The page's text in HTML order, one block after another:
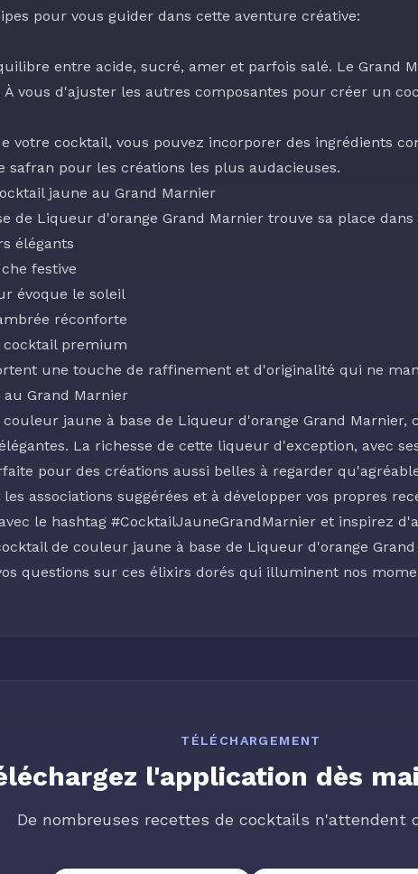
pour vous guider dans cette aventure créative:
entre acide, sucré, amer et parfois salé. Le Grand
vous d'ajuster les autres composantes pour créer un
votre cocktail, vous pouvez incorporer des ingrédients
safran pour les créations les plus audacieuses.
jaune au Grand Marnier
de Liqueur d'orange Grand Marnier trouve sa place dans
élégants
festive
évoque le soleil
réconforte
cocktail premium
une touche de raffinement et d'originalité qui ne
Grand Marnier
jaune à base de Liqueur d'orange Grand Marnier,
La richesse de cette liqueur d'exception, avec
pour des créations aussi belles à regarder
associations suggérées et à développer vos propres
le hashtag #CocktailJauneGrandMarnier et inspirez
de couleur jaune à base de Liqueur d'orange
questions sur ces élixirs dorés qui illuminent nos
TÉLÉCHARGEMENT
l'application dès
De nombreuses recettes de cocktails n'attendent